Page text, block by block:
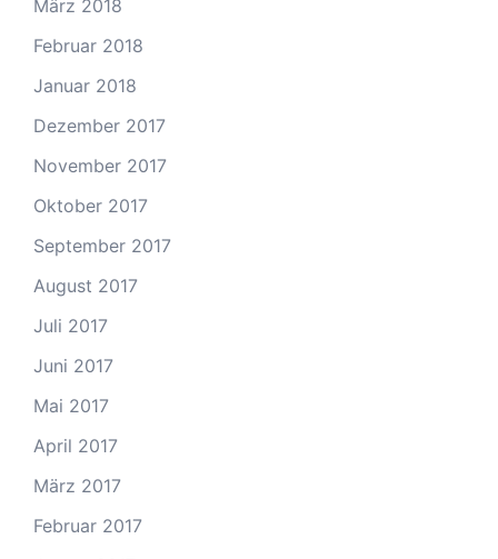
März 2018
Februar 2018
Januar 2018
Dezember 2017
November 2017
Oktober 2017
September 2017
August 2017
Juli 2017
Juni 2017
Mai 2017
April 2017
März 2017
Februar 2017